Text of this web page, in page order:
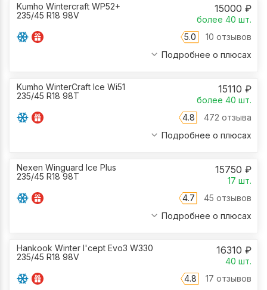
Kumho Wintercraft WP52+
235/45 R18 98V
15000 ₽
более 40 шт.
5.0
10 отзывов
Подробнее о плюсах
Kumho WinterCraft Ice Wi51
235/45 R18 98T
15110 ₽
более 40 шт.
4.8
472 отзыва
Подробнее о плюсах
Nexen Winguard Ice Plus
235/45 R18 98T
15750 ₽
17 шт.
4.7
45 отзывов
Подробнее о плюсах
Hankook Winter I'сept Evo3 W330
235/45 R18 98V
16310 ₽
40 шт.
4.8
17 отзывов